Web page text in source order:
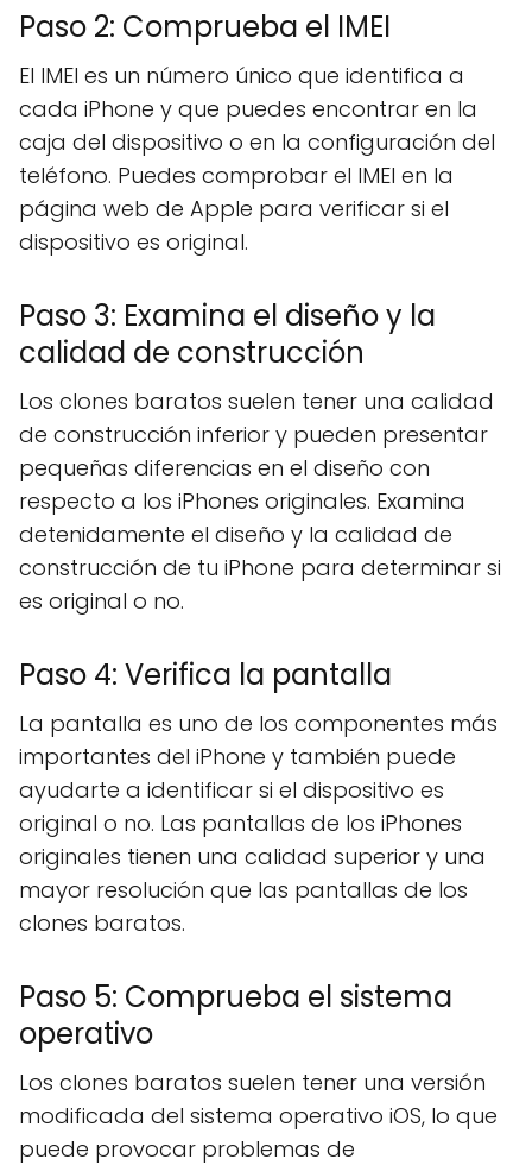
Paso 2: Comprueba el IMEI
El IMEI es un número único que identifica a
cada iPhone y que puedes encontrar en la
caja del dispositivo o en la configuración del
teléfono. Puedes comprobar el IMEI en la
página web de Apple para verificar si el
dispositivo es original.
Paso 3: Examina el diseño y la
calidad de construcción
Los clones baratos suelen tener una calidad
de construcción inferior y pueden presentar
pequeñas diferencias en el diseño con
respecto a los iPhones originales. Examina
detenidamente el diseño y la calidad de
construcción de tu iPhone para determinar si
es original o no.
Paso 4: Verifica la pantalla
La pantalla es uno de los componentes más
importantes del iPhone y también puede
ayudarte a identificar si el dispositivo es
original o no. Las pantallas de los iPhones
originales tienen una calidad superior y una
mayor resolución que las pantallas de los
clones baratos.
Paso 5: Comprueba el sistema
operativo
Los clones baratos suelen tener una versión
modificada del sistema operativo iOS, lo que
puede provocar problemas de